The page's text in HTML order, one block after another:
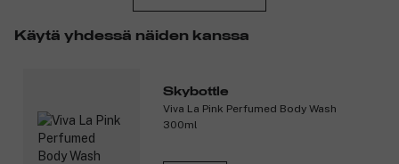
testattu eläimillä.
Käytä yhdessä näiden kanssa
Skybottle
Viva La Pink Perfumed Body Wash
300ml